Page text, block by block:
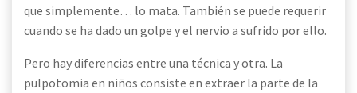
que simplemente… lo mata. También se puede requerir
cuando se ha dado un golpe y el nervio a sufrido por ello.
Pero hay diferencias entre una técnica y otra. La
pulpotomia en niños consiste en extraer la parte de la